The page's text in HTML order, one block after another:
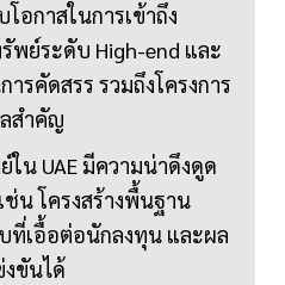
อกาสในการเข้าถึง
พย์ระดับ High-end และ
รคัดสรร รวมถึงโครงการ
สำคัญ
น UAE มีความน่าดึงดูด
น โครงสร้างพื้นฐาน
ที่เอื้อต่อนักลงทุน และผล
ขันได้